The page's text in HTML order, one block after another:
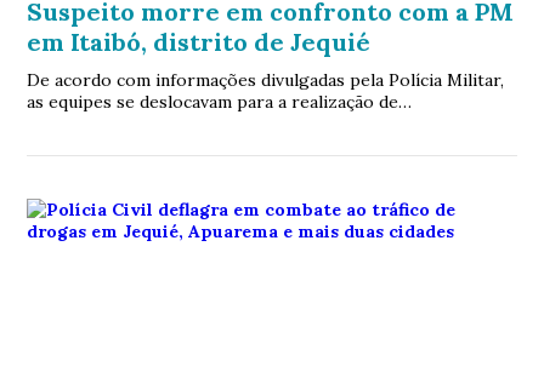
Suspeito morre em confronto com a PM
em Itaibó, distrito de Jequié
De acordo com informações divulgadas pela Polícia Militar,
as equipes se deslocavam para a realização de